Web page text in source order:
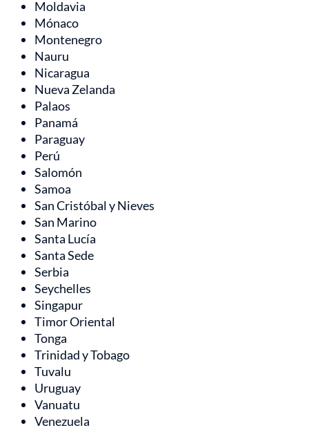
Moldavia
Mónaco
Montenegro
Nauru
Nicaragua
Nueva Zelanda
Palaos
Panamá
Paraguay
Perú
Salomón
Samoa
San Cristóbal y Nieves
San Marino
Santa Lucía
Santa Sede
Serbia
Seychelles
Singapur
Timor Oriental
Tonga
Trinidad y Tobago
Tuvalu
Uruguay
Vanuatu
Venezuela